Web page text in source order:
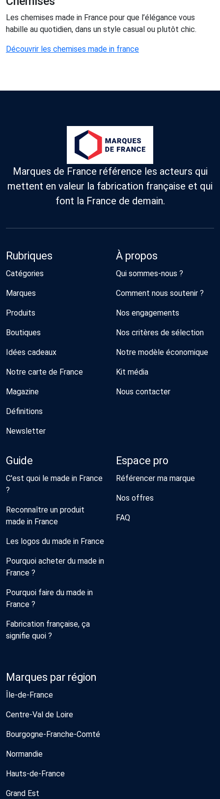
Les chemises made in France pour que l’élégance vous
habille au quotidien, dans un style casual ou plutôt chic.
Découvrir les chemises made in france
Marques de France référence les acteurs qui
mettent en valeur la fabrication française et qui
font la France de demain.
Rubriques
Catégories
Marques
Produits
Boutiques
Idées cadeaux
Notre carte de France
Magazine
Définitions
Newsletter
À propos
Qui sommes-nous ?
Comment nous soutenir ?
Nos engagements
Nos critères de sélection
Notre modèle économique
Kit média
Nous contacter
Guide
C'est quoi le made in France
?
Reconnaître un produit
made in France
Les logos du made in France
Pourquoi acheter du made in
France ?
Pourquoi faire du made in
France ?
Fabrication française, ça
signifie quoi ?
Espace pro
Référencer ma marque
Nos offres
FAQ
Marques par région
Île-de-France
Centre-Val de Loire
Bourgogne-Franche-Comté
Normandie
Hauts-de-France
Grand Est